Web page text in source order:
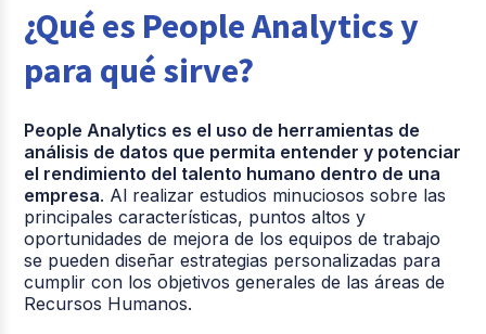
¿Qué es People Analytics y
para qué sirve?
People Analytics es el uso de herramientas de
análisis de datos que permita entender y potenciar
el rendimiento del talento humano dentro de una
empresa. Al realizar estudios minuciosos sobre las
principales características, puntos altos y
oportunidades de mejora de los equipos de trabajo
se pueden diseñar estrategias personalizadas para
cumplir con los objetivos generales de las áreas de
Recursos Humanos.